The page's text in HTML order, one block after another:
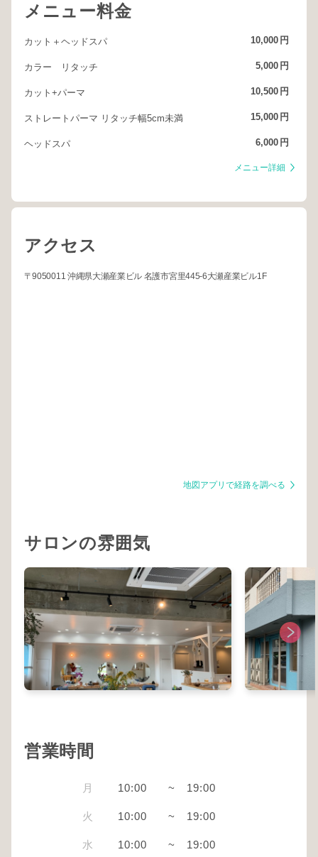
メニュー料金
カット＋ヘッドスパ 10,000 円
カラー リタッチ 5,000 円
カット+パーマ 10,500 円
ストレートパーマ リタッチ幅5cm未満 15,000 円
ヘッドスパ 6,000 円
メニュー詳細
アクセス
〒9050011 沖縄県大瀬産業ビル 名護市宮里445-6大瀬産業ビル1F
地図アプリで経路を調べる
サロンの雰囲気
営業時間
月 10:00 ~ 19:00
火 10:00 ~ 19:00
水 10:00 ~ 19:00